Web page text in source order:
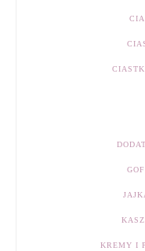
KREMY I